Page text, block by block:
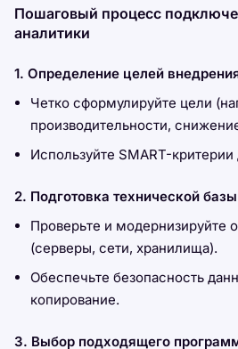
Пошаговый процесс
аналитики
1. Определение целей
Четко сформулируйте цели
производительности,
Используйте SMART-критерии
2. Подготовка технической базы
Проверьте и модернизируйте
(серверы, сети, хранилища).
Обеспечьте безопасность
копирование.
3. Выбор подходящего